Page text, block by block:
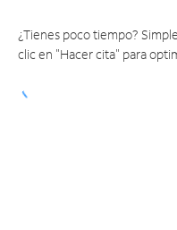
¿Tienes poco tiempo?
clic en "Hacer cita" para